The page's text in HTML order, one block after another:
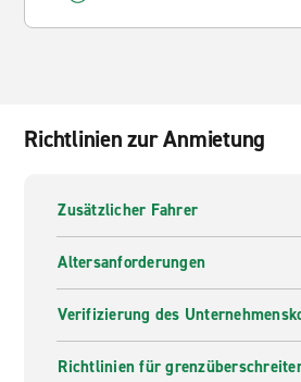
Richtlinien zur Anmietung
Zusätzlicher Fahrer
Altersanforderungen
Verifizierung des
Richtlinien für